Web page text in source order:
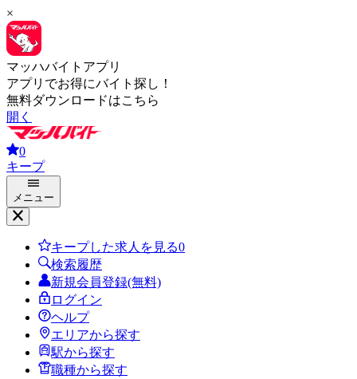
×
マッハバイトアプリ
アプリでお得にバイト探し！
無料ダウンロードはこちら
開く
0
キープ
メニュー
キープした求人を見る0
検索履歴
新規会員登録(無料)
ログイン
ヘルプ
エリアから探す
駅から探す
職種から探す